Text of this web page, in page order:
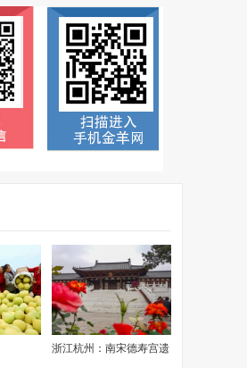
浙江杭州：南宋德寿宫遗